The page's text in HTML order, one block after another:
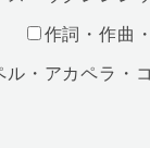
作詞・作曲
ル・アカペラ・